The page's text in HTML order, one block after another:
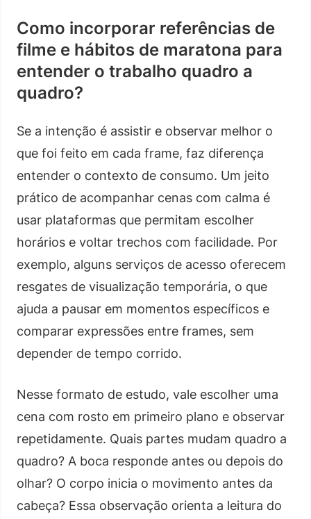
Como incorporar referências de
filme e hábitos de maratona para
entender o trabalho quadro a
quadro?
Se a intenção é assistir e observar melhor o
que foi feito em cada frame, faz diferença
entender o contexto de consumo. Um jeito
prático de acompanhar cenas com calma é
usar plataformas que permitam escolher
horários e voltar trechos com facilidade. Por
exemplo, alguns serviços de acesso oferecem
resgates de visualização temporária, o que
ajuda a pausar em momentos específicos e
comparar expressões entre frames, sem
depender de tempo corrido.
Nesse formato de estudo, vale escolher uma
cena com rosto em primeiro plano e observar
repetidamente. Quais partes mudam quadro a
quadro? A boca responde antes ou depois do
olhar? O corpo inicia o movimento antes da
cabeça? Essa observação orienta a leitura do